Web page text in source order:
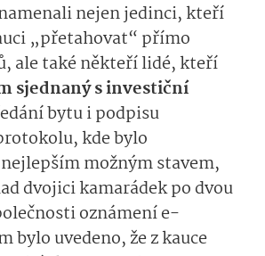
nejen jedinci, kteří
„přetahovat“ přímo
ale takéněkteří lidé, kteří
sjednaný s investiční
bytu i podpisu
kde bylo
možným stavem,
dvojici kamarádek po dvou
oznámeníe-
bylo uvedeno, že zkauce